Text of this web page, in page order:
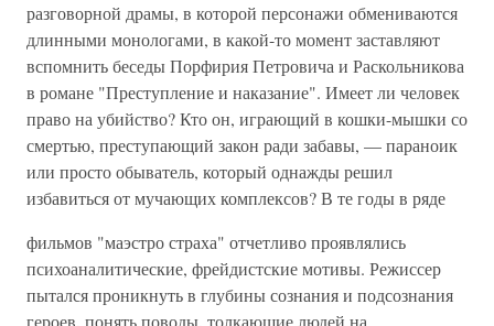
разговорной драмы, в которой персонажи обмениваются
длинными монологами, в какой-то момент заставляют
вспомнить беседы Порфирия Петровича и Раскольникова
в романе "Преступление и наказание". Имеет ли человек
право на убийство? Кто он, играющий в кошки-мышки со
смертью, преступающий закон ради забавы, — параноик
или просто обыватель, который однажды решил
избавиться от мучающих комплексов? В те годы в ряде
фильмов "маэстро страха" отчетливо проявлялись
психоаналитические, фрейдистские мотивы. Режиссер
пытался проникнуть в глубины сознания и подсознания
героев, понять поводы, толкающие людей на